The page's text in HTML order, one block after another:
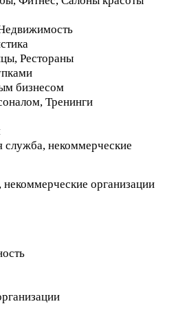
Рестораны
бизнесом
Тренинги
служба, некоммерческие
некоммерческие организации